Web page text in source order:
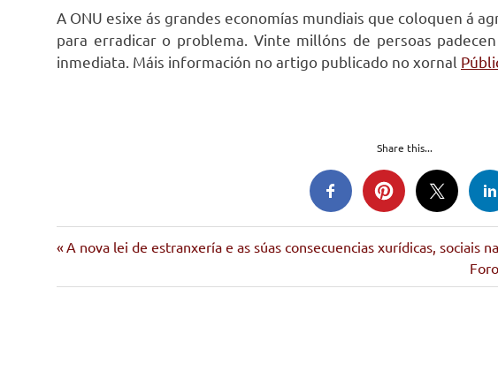
A ONU esixe ás grandes economías mundiais que coloquen á
para erradicar o problema. Vinte millóns de persoas
inmediata. Máis información no artigo publicado no xornal
Share this...
Navegación
de
Entrada
A nova lei de estranxería e as súas consecuencias xurídicas, sociais